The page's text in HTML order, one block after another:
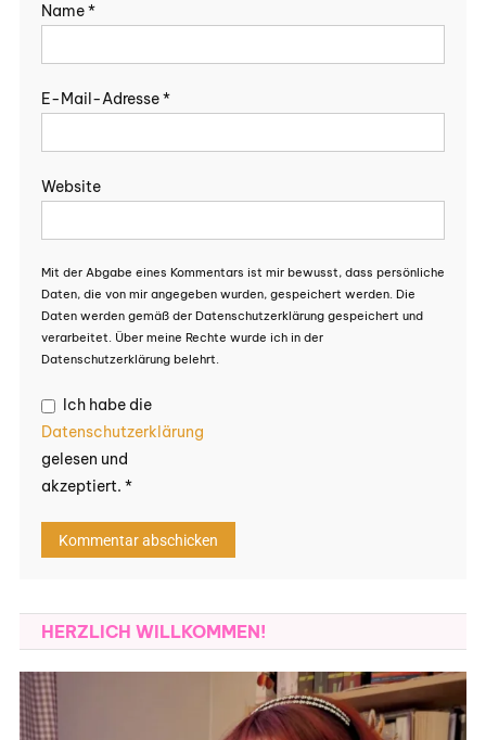
Name*
E-Mail-Adresse*
Website
Mit der Abgabe eines Kommentars ist mir bewusst, dass persönliche
Daten, die von mir angegeben wurden, gespeichert werden. Die
Daten werden gemäß der Datenschutzerklärung gespeichert und
verarbeitet. Über meine Rechte wurde ich in der
Datenschutzerklärung belehrt.
Ich habe die
Datenschutzerklärung
gelesen und
akzeptiert. *
HERZLICH WILLKOMMEN!